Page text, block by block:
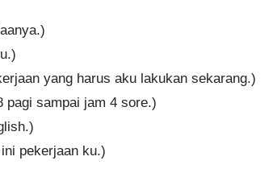
yang harus aku lakukan sekarang.)
pagi sampai jam 4 sore.)
pekerjaan ku.)